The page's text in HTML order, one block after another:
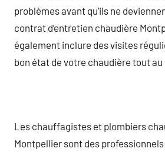
problèmes avant qu’ils ne
contrat d’entretien chaudière
également inclure des visites
bon état de votre chaudière tout au
Les chauffagistes et plombiers
Montpellier sont des